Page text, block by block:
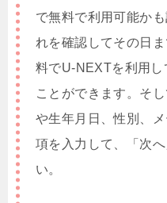
で無料で利用可能か
れを確認してその日
料でU-NEXTを利用
ことができます。そ
や生年月日、性別、
項を入力して、「次
い。